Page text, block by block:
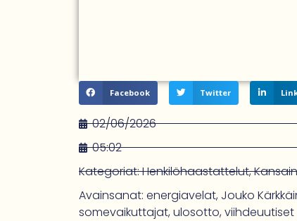
Facebook Twitter
02/06/2026
05:02
Kategoriat:Henkilöhaastattelut,
Avainsanat: energiavelat, Jouko
somevaikuttajat,ulosotto,viihdeuutiset